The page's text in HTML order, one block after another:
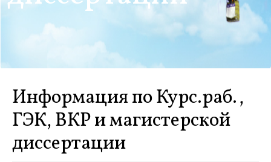
Информация по Курс.раб.,
ГЭК, ВКР и магистерской
диссертации